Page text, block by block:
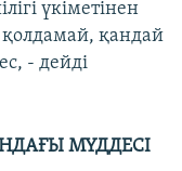
үкіметінен
қандай
- дейді
ҒЫ МҮДДЕСІ